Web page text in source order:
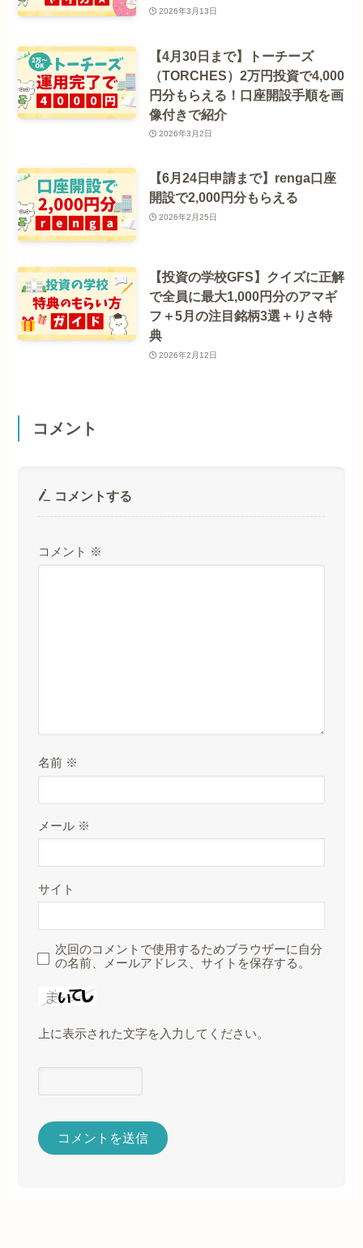
2026年3月13日
【4月30日まで】トーチーズ
（TORCHES）2万円投資で4,000
円分もらえる！口座開設手順を画
像付きで紹介
2026年3月2日
【6月24日申請まで】renga口座
開設で2,000円分もらえる
2026年2月25日
【投資の学校GFS】クイズに正解
で全員に最大1,000円分のアマギ
フ＋5月の注目銘柄3選＋りさ特
典
2026年2月12日
コメント
コメントする
コメント ※
名前 ※
メール ※
サイト
次回のコメントで使用するためブラウザーに自分
の名前、メールアドレス、サイトを保存する。
上に表示された文字を入力してください。